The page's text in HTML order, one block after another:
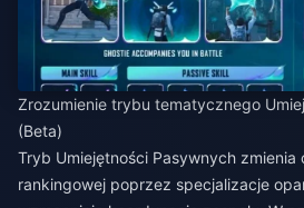
Zrozumienie trybu tematycznego
(Beta)
Tryb Umiejętności Pasywnych
rankingowej poprzez specjalizacje